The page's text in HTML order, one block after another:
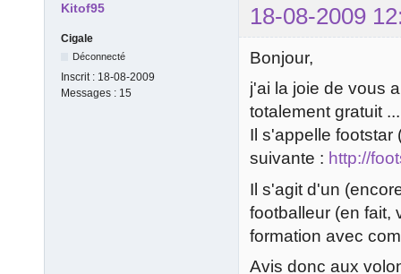
Kitof95 18-08-2009
Cigale
Déconnecté
Inscrit : 18-08-2009
Messages : 15
Bonjour,
j'ai la joie de vous
totalement gratuit ...
Il s'appelle footstar
suivante : http://
Il s'agit d'un
footballeur (en fait,
formation avec
Avis donc aux